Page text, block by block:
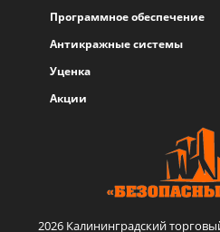
Программное обеспечение
Антикражные системы
Уценка
Акции
2026 Калининградский